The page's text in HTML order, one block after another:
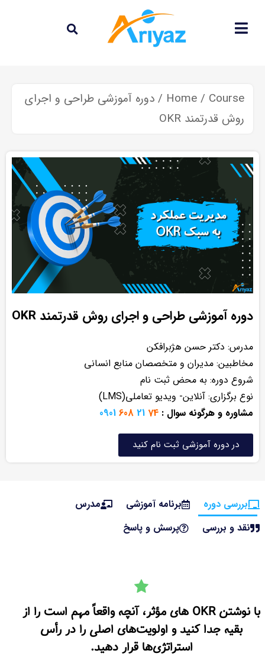
Home / Course
/ دوره آموزشی طراحی و اجرای
روش قدرتمند OKR
دوره آموزشی طراحی و اجرای روش قدرتمند OKR
مدرس‌: دکتر حسن هژبرافکن
مخاطبین: مدیران و متخصصان منابع انسانی
شروع دوره: به محض ثبت نام
نوع برگزاری: آنلاین- ویدیو تعاملی(LMS)
مشاوره و هرگونه سوال : 74
21
608
0901
در دوره آموزشی ثبت نام کنید
بررسی دوره برنامه آموزشی
مدرس
نقد و بررسی
پرسش و پاسخ
با نوشتن OKR های مؤثر، آنچه واقعاً مهم است را از
بقیه جدا کنید و اولویت‌های اصلی را در رأس
استراتژی‌ها قرار دهید.